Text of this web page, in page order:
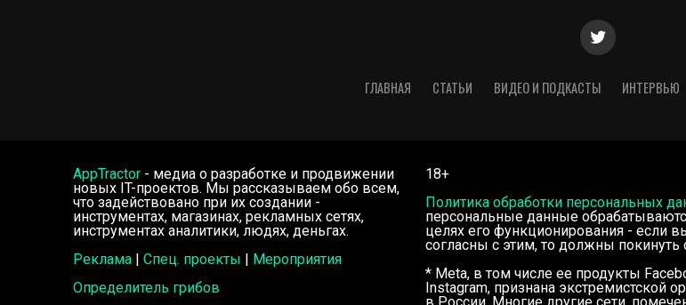
ГЛАВНАЯ СТАТЬИ ВИДЕО И ПОДКАСТЫ ИНТЕРВЬЮ
AppTractor - медиа о разработке и продвижении
новых IT-проектов. Мы рассказываем обо всем,
что задействовано при их создании -
инструментах, магазинах, рекламных сетях,
инструментах аналитики, людях, деньгах.
Реклама
Спец. проекты
Мероприятия
Определитель грибов
18+
Политика обработки персональных
персональные данные
целях его функционирования - если
согласны с этим, то должны покинуть
* Meta, в том числе ее продукты
Instagram, признана экстремистской